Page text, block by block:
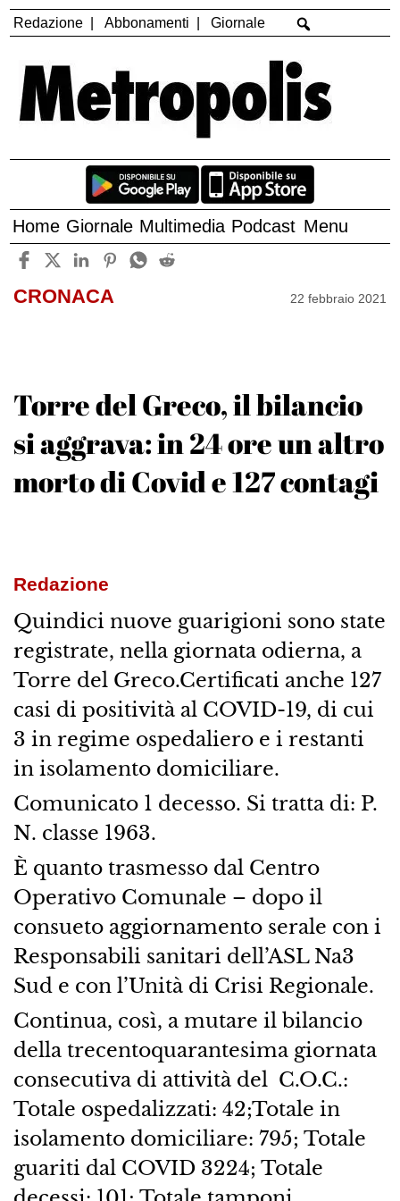
Redazione Abbonamenti Giornale
Home Giornale Multimedia Podcast Menu
CRONACA 22 febbraio 2021
Torre del Greco, il bilancio
si aggrava: in 24 ore un altro
morto di Covid e 127 contagi
Redazione
Quindici nuove guarigioni sono state
registrate, nella giornata odierna, a
Torre del Greco.Certificati anche 127
casi di positività al COVID-19, di cui
3 in regime ospedaliero e i restanti
in isolamento domiciliare.
Comunicato 1 decesso. Si tratta di: P.
N. classe 1963.
È quanto trasmesso dal Centro
Operativo Comunale – dopo il
consueto aggiornamento serale con i
Responsabili sanitari dell’​ASL Na3
Sud​ e con l’​Unità di Crisi Regionale.
Continua, così, a mutare il bilancio
della​ trecentoquarantesima giornata
consecutiva di attività del ​ C.O.C.:​
Totale ospedalizzati:​ 42;Totale in
isolamento domiciliare:​ 795; Totale
guariti dal COVID 3224; Totale